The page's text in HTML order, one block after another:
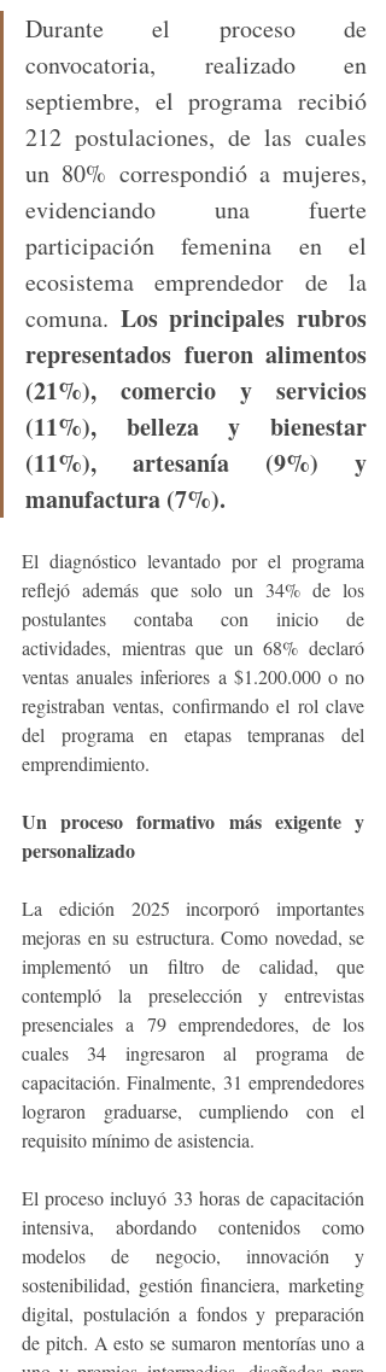
Durante el proceso de
convocatoria, realizado en
septiembre, el programa recibió
212 postulaciones, de las cuales
un 80% correspondió a mujeres,
evidenciando una fuerte
participación femenina en el
ecosistema emprendedor de la
comuna. Los principales rubros
representados fueron alimentos
(21%), comercio y servicios
(11%), belleza y bienestar
(11%), artesanía (9%) y
manufactura (7%).
El diagnóstico levantado por el programa
reflejó además que solo un 34% de los
postulantes contaba con inicio de
actividades, mientras que un 68% declaró
ventas anuales inferiores a $1.200.000 o no
registraban ventas, confirmando el rol clave
del programa en etapas tempranas del
emprendimiento.
Un proceso formativo más exigente y
personalizado
La edición 2025 incorporó importantes
mejoras en su estructura. Como novedad, se
implementó un filtro de calidad, que
contempló la preselección y entrevistas
presenciales a 79 emprendedores, de los
cuales 34 ingresaron al programa de
capacitación. Finalmente, 31 emprendedores
lograron graduarse, cumpliendo con el
requisito mínimo de asistencia.
El proceso incluyó 33 horas de capacitación
intensiva, abordando contenidos como
modelos de negocio, innovación y
sostenibilidad, gestión financiera, marketing
digital, postulación a fondos y preparación
de pitch. A esto se sumaron mentorías uno a